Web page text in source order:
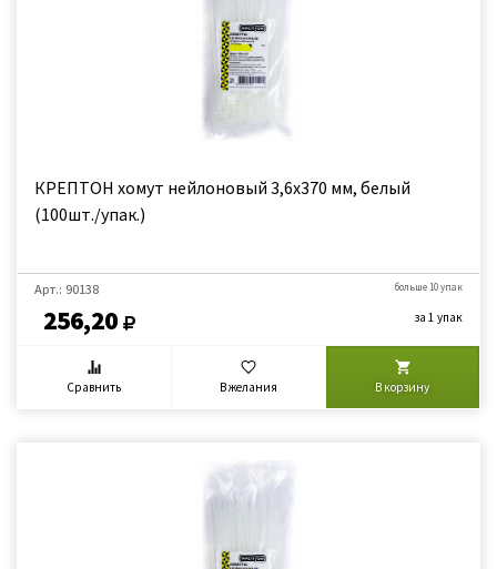
КРЕПТОН хомут нейлоновый 3,6х370 мм, белый
(100шт./упак.)
Арт.: 90138
256,20
больше 10 упак
за 1 упак
Сравнить В желания В корзину